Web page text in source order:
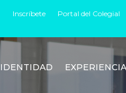
Inscríbete Portal del Colegial
IDENTIDAD